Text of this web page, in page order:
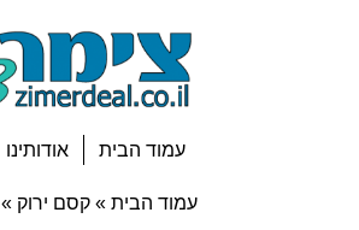
עמוד הבית אודותינו
עמוד הבית » קסם ירוק »